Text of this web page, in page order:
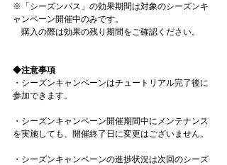
※「シーズンパス」の効果期間は対象のシーズンキ
ャンペーン開催中のみです。
購入の際は効果の残り期間をご確認ください。
◆注意事項
・シーズンキャンペーンはチュートリアル完了後に
参加できます。
・シーズンキャンペーン開催期間中にメンテナンス
を実施しても、開催終了日に変更はございません。
・シーズンキャンペーンの進捗状況は次回のシーズ